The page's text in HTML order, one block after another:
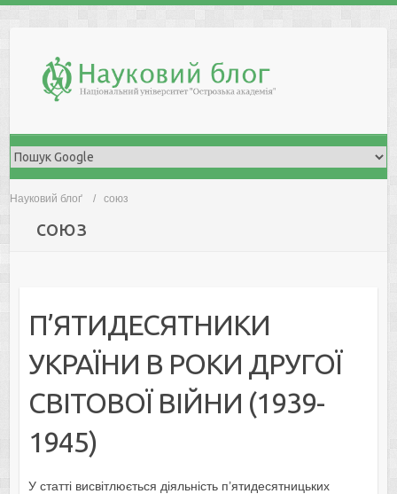
Науковий блоґ союз
союз
П’ЯТИДЕСЯТНИКИ
УКРАЇНИ В РОКИ ДРУГОЇ
СВІТОВОЇ ВІЙНИ (1939-
1945)
У статті висвітлюється діяльність п’ятидесятницьких